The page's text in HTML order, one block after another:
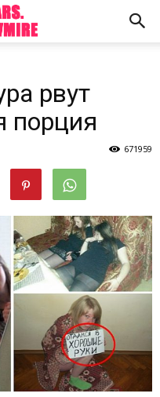
рвут
порция
671959